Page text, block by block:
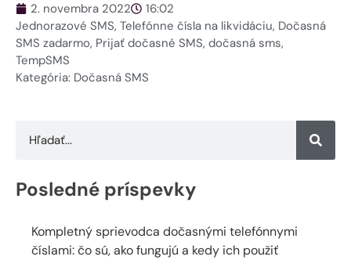
2. novembra 2022
16:02
Jednorazové SMS, Telefónne čísla na likvidáciu, Dočasná
SMS zadarmo, Prijať dočasné SMS, dočasná sms,
TempSMS
Kategória: Dočasná SMS
Posledné príspevky
Kompletný sprievodca dočasnými telefónnymi
číslami: čo sú, ako fungujú a kedy ich použiť